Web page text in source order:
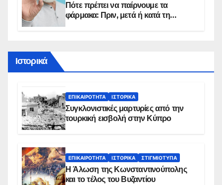
Πότε πρέπει να παίρνουμε τα
φάρμακα: Πριν, μετά ή κατά τη
Ιστορικά
ΕΠΙΚΑΙΡΌΤΗΤΑ ΙΣΤΟΡΙΚΆ
Συγκλονιστικές μαρτυρίες από την
τουρκική εισβολή στην Κύπρο
ΕΠΙΚΑΙΡΌΤΗΤΑ ΙΣΤΟΡΙΚΆ ΣΤΙΓΜΙΌΤΥΠΑ
Η Άλωση της Κωνσταντινούπολης
και το τέλος του Βυζαντίου